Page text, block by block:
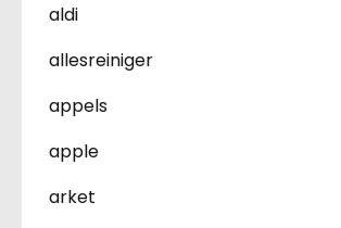
aldi
allesreiniger
appels
apple
arket